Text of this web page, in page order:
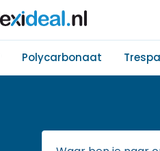
Polycarbonaat